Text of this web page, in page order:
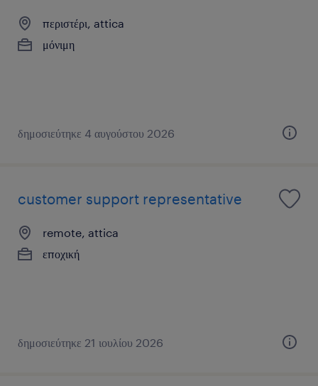
περιστέρι, attica
μόνιμη
δημοσιεύτηκε 4 αυγούστου 2026
customer support representative
remote, attica
εποχική
δημοσιεύτηκε 21 ιουλίου 2026